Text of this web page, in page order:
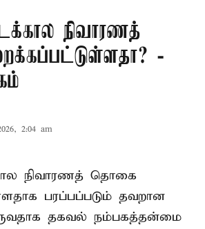
நிவாரணத்
-
2:04 am
நிவாரணத் தொகை
பரப்பப்படும் தவறான
தகவல் நம்பகத்தன்மை